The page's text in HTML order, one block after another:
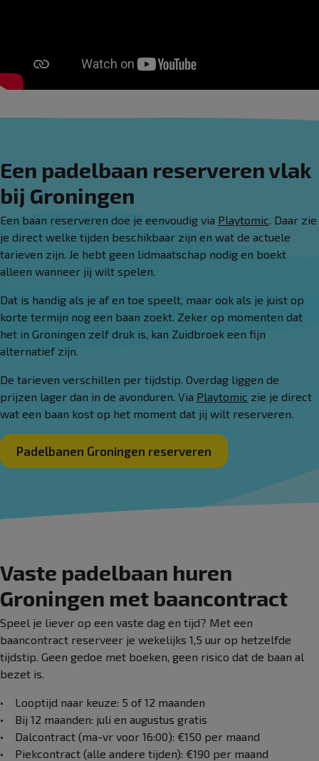
Een padelbaan reserveren vlak
bij Groningen
Een baan reserveren doe je eenvoudig via Playtomic . Daar zie
je direct welke tijden beschikbaar zijn en wat de actuele
tarieven zijn. Je hebt geen lidmaatschap nodig en boekt
alleen wanneer jij wilt spelen.
Dat is handig als je af en toe speelt, maar ook als je juist op
korte termijn nog een baan zoekt. Zeker op momenten dat
het in Groningen zelf druk is, kan Zuidbroek een fijn
alternatief zijn.
De tarieven verschillen per tijdstip. Overdag liggen de
prijzen lager dan in de avonduren. Via Playtomic zie je direct
wat een baan kost op het moment dat jij wilt reserveren.
Padelbanen Groningen reserveren
Vaste padelbaan huren
Groningen met baancontract
Speel je liever op een vaste dag en tijd? Met een
baancontract reserveer je wekelijks 1,5 uur op hetzelfde
tijdstip. Geen gedoe met boeken, geen risico dat de baan al
bezet is.
• Looptijd naar keuze: 5 of 12 maanden
• Bij 12 maanden: juli en augustus gratis
• Dalcontract (ma-vr voor 16:00): €150 per maand
• Piekcontract (alle andere tijden): €190 per maand